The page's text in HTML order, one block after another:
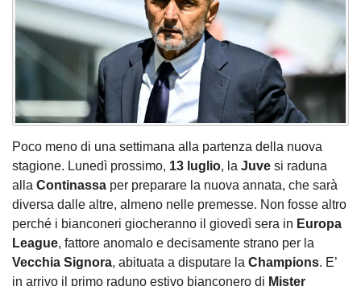
Poco meno di una settimana alla partenza della nuova
stagione. Lunedì prossimo, 13 luglio, la Juve si raduna
alla Continassa per preparare la nuova annata, che sarà
diversa dalle altre, almeno nelle premesse. Non fosse altro
perché i bianconeri giocheranno il giovedì sera in Europa
League, fattore anomalo e decisamente strano per la
Vecchia Signora, abituata a disputare la Champions. E’
in arrivo il primo raduno estivo bianconero di Mister